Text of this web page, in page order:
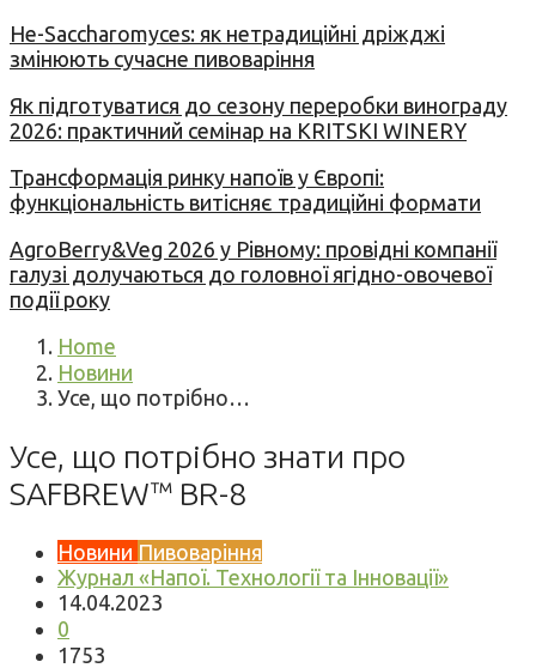
Не-Saccharomyces: як нетрадиційні дріжджі
змінюють сучасне пивоваріння
Як підготуватися до сезону переробки винограду
2026: практичний семінар на KRITSKI WINERY
Трансформація ринку напоїв у Європі:
функціональність витісняє традиційні формати
AgroBerry&Veg 2026 у Рівному: провідні компанії
галузі долучаються до головної ягідно-овочевої
події року
Home
Новини
Усе, що потрібно…
Усе, що потрібно знати про
SAFBREW™ BR-8
Новини Пивоваріння
Журнал «Напої. Технології та Інновації»
14.04.2023
0
1753